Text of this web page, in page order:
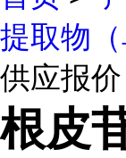
提取物（
供应报价
根皮